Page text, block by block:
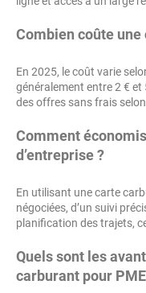
Combien coûte
En 2025, le coût varie
généralement entre 2 €
des offres sans frais
Comment
d’entreprise ?
En utilisant une carte
négociées, d’un suivi
planification des trajets,
Quels sont les
carburant pour